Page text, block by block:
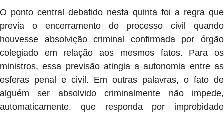
O ponto central debatido nesta quinta foi a regra que
previa o encerramento do processo civil quando
houvesse absolvição criminal confirmada por órgão
colegiado em relação aos mesmos fatos. Para os
ministros, essa previsão atingia a autonomia entre as
esferas penal e civil. Em outras palavras, o fato de
alguém ser absolvido criminalmente não impede,
automaticamente, que responda por improbidade